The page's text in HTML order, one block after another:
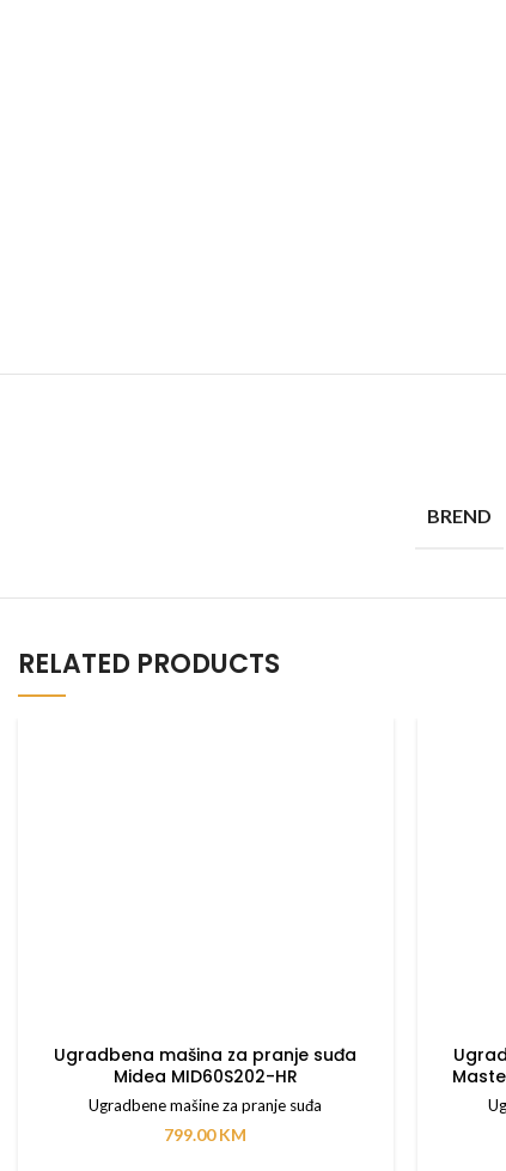
BREND
RELATED PRODUCTS
Ugradbena mašina za pranje suđa
Midea MID60S202-HR
Ugradbene mašine za pranje suđa
799.00KM